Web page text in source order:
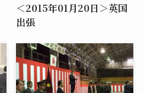
＜2015年01月20日＞英国
出張